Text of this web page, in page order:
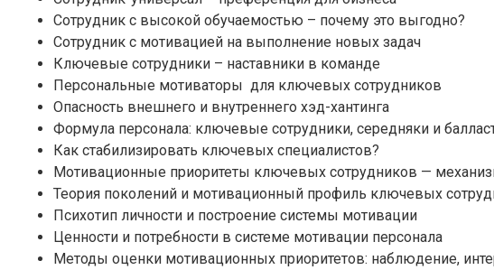
Сотрудник с высокой обучаемостью – почему это выгодно?
Сотрудник с мотивацией на выполнение новых задач
Ключевые сотрудники – наставники в команде
Персональные мотиваторы для ключевых сотрудников
Опасность внешнего и внутреннего хэд-хантинга
Формула персонала: ключевые сотрудники, середняки и
Как стабилизировать ключевых специалистов?
Мотивационные приоритеты ключевых сотрудников —
Теория поколений и мотивационный профиль ключевых
Психотип личности и построение системы мотивации
Ценности и потребности в системе мотивации персонала
Методы оценки мотивационных приоритетов: наблюдение,